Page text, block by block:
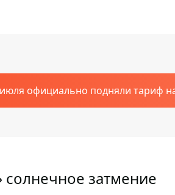
официально подняли тариф
затмение